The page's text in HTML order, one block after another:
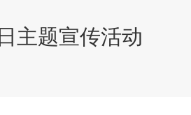
主题宣传活动